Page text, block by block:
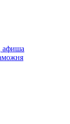
афиша